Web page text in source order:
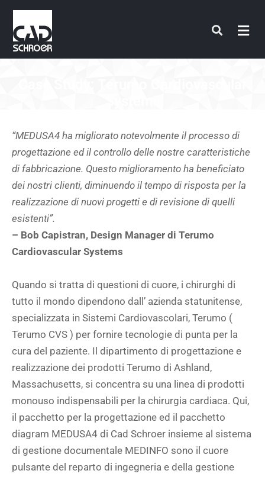
Vai
contenuto
“MEDUSA4 ha migliorato notevolmente il processo di
progettazione ed il controllo delle nostre caratteristiche
di fabbricazione. Questo miglioramento ha beneficiato
dei nostri clienti, diminuendo il tempo di risposta per la
realizzazione di nuovi progetti e di revisione di quelli
esistenti”.
– Bob Capistran, Design Manager di Terumo
Cardiovascular Systems
Quando si tratta di questioni di cuore, i chirurghi di
tutto il mondo dipendono dall’ azienda statunitense,
specializzata in Sistemi Cardiovascolari, Terumo (
Terumo CVS ) per fornire tecnologie di punta per la
cura del paziente. Il dipartimento di progettazione e
realizzazione dei prodotti Terumo di Ashland,
Massachusetts, si concentra su una linea di prodotti
monouso indispensabili per la chirurgia cardiaca. Qui,
il pacchetto per la progettazione ed il pacchetto
diagram MEDUSA4 di Cad Schroer insieme al sistema
di gestione documentale MEDINFO sono il cuore
pulsante del reparto di ingegneria e della gestione